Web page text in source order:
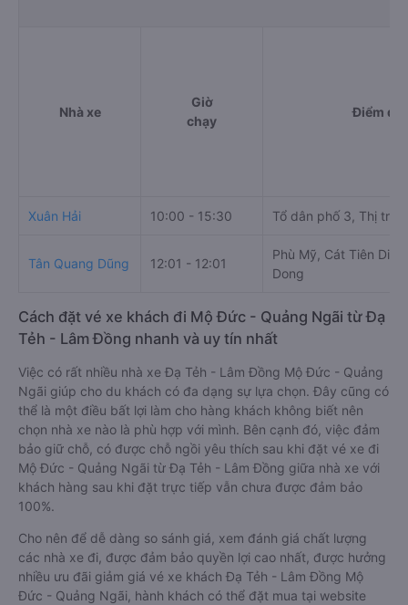
Nhà xe
Giờ
chạy
Điểm đi
Xuân Hải 10:00 - 15:30 Tổ dân phố 3, Thị trấn
Tân Quang Dũng 12:01 - 12:01
Phù Mỹ, Cát Tiên
Dong
Cách đặt vé xe khách đi Mộ Đức - Quảng Ngãi từ Đạ
Tẻh - Lâm Đồng nhanh và uy tín nhất
Việc có rất nhiều nhà xe Đạ Tẻh - Lâm Đồng Mộ Đức - Quảng
Ngãi giúp cho du khách có đa dạng sự lựa chọn. Đây cũng có
thể là một điều bất lợi làm cho hàng khách không biết nên
chọn nhà xe nào là phù hợp với mình. Bên cạnh đó, việc đảm
bảo giữ chỗ, có được chỗ ngồi yêu thích sau khi đặt vé xe đi
Mộ Đức - Quảng Ngãi từ Đạ Tẻh - Lâm Đồng giữa nhà xe với
khách hàng sau khi đặt trực tiếp vẫn chưa được đảm bảo
100%.
Cho nên để dễ dàng so sánh giá, xem đánh giá chất lượng
các nhà xe đi, được đảm bảo quyền lợi cao nhất, được hưởng
nhiều ưu đãi giảm giá vé xe khách Đạ Tẻh - Lâm Đồng Mộ
Đức - Quảng Ngãi, hành khách có thể đặt mua tại website